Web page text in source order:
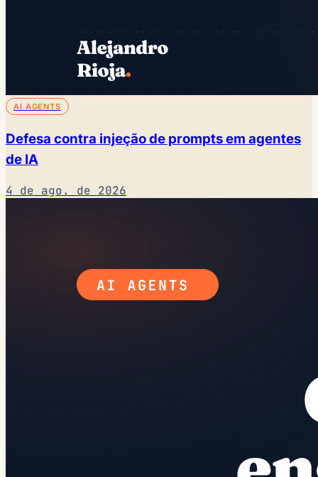
AI AGENTS
Defesa contra injeção de prompts em agentes
de IA
4 de ago. de 2026